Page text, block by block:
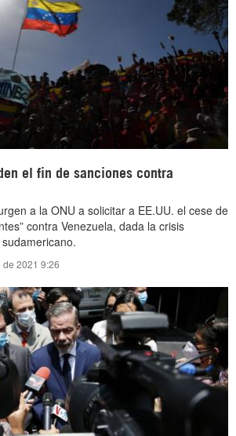
el fin de sanciones contra
a la ONU a solicitar a EE.UU. el cese de
contra Venezuela, dada la crisis
de 2021 9:26